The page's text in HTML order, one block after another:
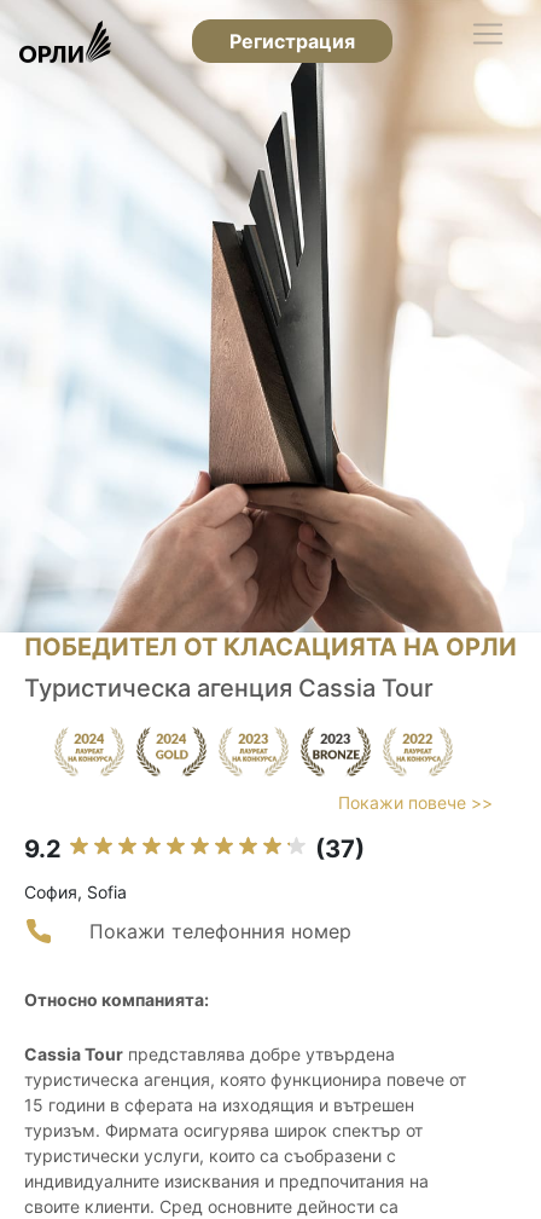
Регистрация
ПОБЕДИТЕЛ ОТ КЛАСАЦИЯТА НА ОРЛИ
Туристическа агенция Cassia Tour
Покажи повече >>
9.2 (37)
София, Sofia
Покажи телефонния номер
Относно компанията:
Cassia Tour представлява добре утвърдена
туристическа агенция, която функционира повече от
15 години в сферата на изходящия и вътрешен
туризъм. Фирмата осигурява широк спектър от
туристически услуги, които са съобразени с
индивидуалните изисквания и предпочитания на
своите клиенти. Сред основните дейности са